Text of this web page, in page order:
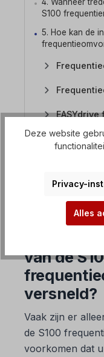
S100
5. Hoe kan de
5. Hoe
van de
versneld?
Vaak zijn er
de S100
voorkomen dat
Deze website
Privacy-
Alles